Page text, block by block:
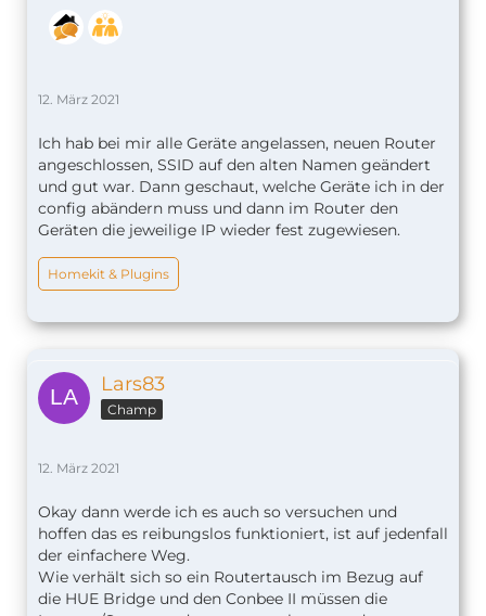
12. März 2021
Ich hab bei mir alle Geräte angelassen, neuen Router
angeschlossen, SSID auf den alten Namen geändert
und gut war. Dann geschaut, welche Geräte ich in der
config abändern muss und dann im Router den
Geräten die jeweilige IP wieder fest zugewiesen.
Homekit & Plugins
Lars83
Champ
12. März 2021
Okay dann werde ich es auch so versuchen und
hoffen das es reibungslos funktioniert, ist auf jedenfall
der einfachere Weg.
Wie verhält sich so ein Routertausch im Bezug auf
die HUE Bridge und den Conbee II müssen die